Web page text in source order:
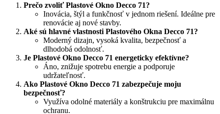
Prečo zvoliť Plastové Okno Decco 71?
Inovácia, štýl a funkčnosť v jednom riešení. Ideálne pre
renovácie aj nové stavby.
Aké sú hlavné vlastnosti Plastového Okna Decco 71?
Moderný dizajn, vysoká kvalita, bezpečnosť a
dlhodobá odolnosť.
Je Plastové Okno Decco 71 energeticky efektívne?
Áno, znižuje spotrebu energie a podporuje
udržateľnosť.
Ako Plastové Okno Decco 71 zabezpečuje moju
bezpečnosť?
Využíva odolné materiály a konštrukciu pre maximálnu
ochranu.